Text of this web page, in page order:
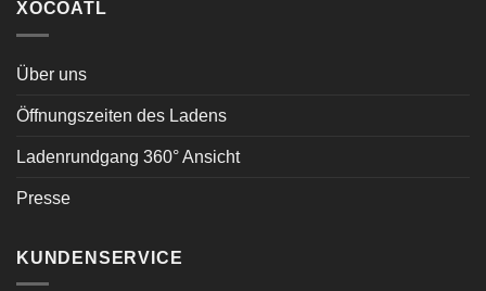
XOCOATL
Über uns
Öffnungszeiten des Ladens
Ladenrundgang 360° Ansicht
Presse
KUNDENSERVICE